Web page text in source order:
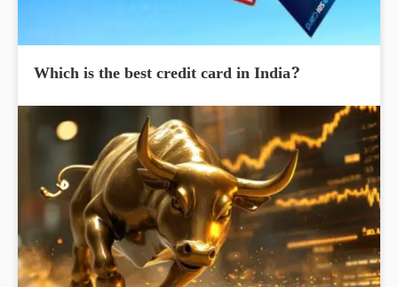
Which is the best credit card in India?